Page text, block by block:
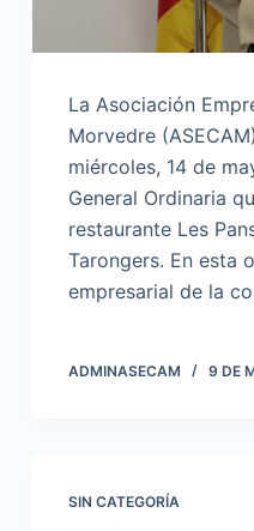
La Asociación
Morvedre
miércoles, 14 de
General Ordinaria
restaurante Les
Tarongers. En esta
empresarial de la
ADMINASECAM 9 DE
SIN CATEGORÍA